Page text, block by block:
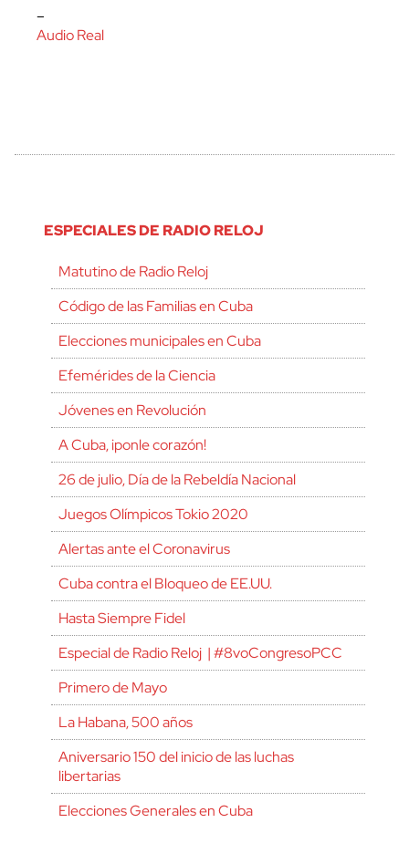
–
Audio Real
ESPECIALES DE RADIO RELOJ
Matutino de Radio Reloj
Código de las Familias en Cuba
Elecciones municipales en Cuba
Efemérides de la Ciencia
Jóvenes en Revolución
A Cuba, ¡ponle corazón!
26 de julio, Día de la Rebeldía Nacional
Juegos Olímpicos Tokio 2020
Alertas ante el Coronavirus
Cuba contra el Bloqueo de EE.UU.
Hasta Siempre Fidel
Especial de Radio Reloj | #8voCongresoPCC
Primero de Mayo
La Habana, 500 años
Aniversario 150 del inicio de las luchas
libertarias
Elecciones Generales en Cuba